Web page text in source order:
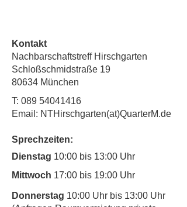
Kontakt
Nachbarschaftstreff Hirschgarten
Schloßschmidstraße 19
80634 München
T: 089 54041416
Email: NTHirschgarten(at)QuarterM.de
Sprechzeiten:
Dienstag 10:00 bis 13:00 Uhr
Mittwoch 17:00 bis 19:00 Uhr
Donnerstag 10:00 Uhr bis 13:00 Uhr